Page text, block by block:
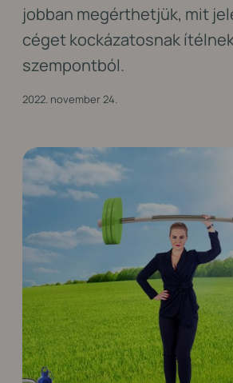
jobban megérthetjük, mit
céget kockázatosnak
szempontból.
2022. november 24.